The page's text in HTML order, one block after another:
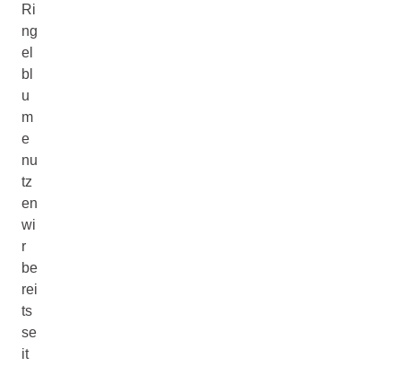
Ri
ng
el
bl
u
m
e
nu
tz
en
wi
r
be
rei
ts
se
it